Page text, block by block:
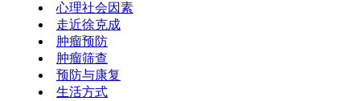
心理社会因素
走近徐克成
肿瘤预防
肿瘤筛查
预防与康复
生活方式